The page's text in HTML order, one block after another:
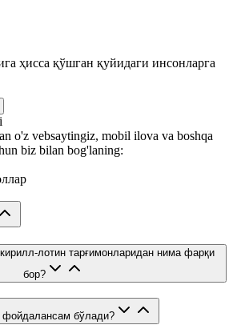
ҳисса қўшган қуйидаги инсонларга
o'z vebsaytingiz, mobil ilova va boshqa
biz bilan bog'laning:
лотин тарғимонларидан нима фарқи
бор?
фойдалансам бўлади?